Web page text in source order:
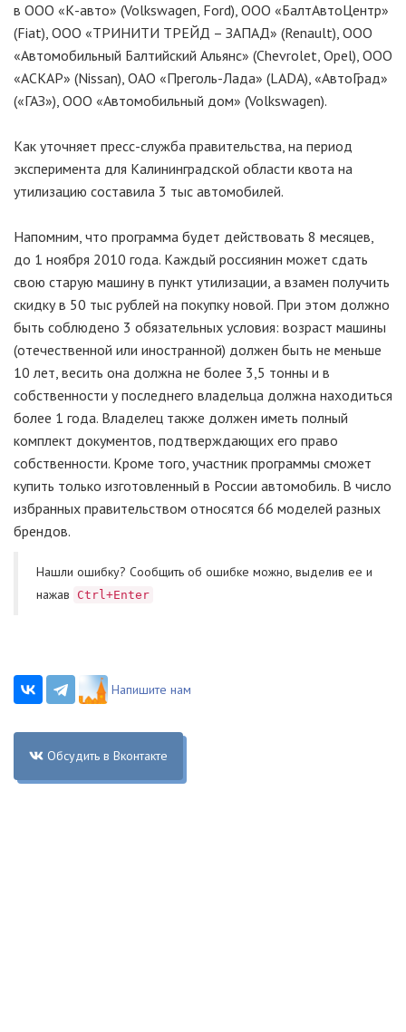
в ООО «К-авто» (Volkswagen, Ford), ООО «БалтАвтоЦентр»
(Fiat), ООО «ТРИНИТИ ТРЕЙД – ЗАПАД» (Renault), ООО
«Автомобильный Балтийский Альянс» (Chevrolet, Opel), ООО
«АСКАР» (Nissan), ОАО «Преголь-Лада» (LADA), «АвтоГрад»
(«ГАЗ»), ООО «Автомобильный дом» (Volkswagen).
Как уточняет пресс-служба правительства, на период
эксперимента для Калининградской области квота на
утилизацию составила 3 тыс автомобилей.
Напомним, что программа будет действовать 8 месяцев,
до 1 ноября 2010 года. Каждый россиянин может сдать
свою старую машину в пункт утилизации, а взамен получить
скидку в 50 тыс рублей на покупку новой. При этом должно
быть соблюдено 3 обязательных условия: возраст машины
(отечественной или иностранной) должен быть не меньше
10 лет, весить она должна не более 3,5 тонны и в
собственности у последнего владельца должна находиться
более 1 года. Владелец также должен иметь полный
комплект документов, подтверждающих его право
собственности. Кроме того, участник программы сможет
купить только изготовленный в России автомобиль. В число
избранных правительством относятся 66 моделей разных
брендов.
Нашли ошибку? Cообщить об ошибке можно, выделив ее и
нажав
Ctrl+Enter
Напишите нам
Обсудить в Вконтакте